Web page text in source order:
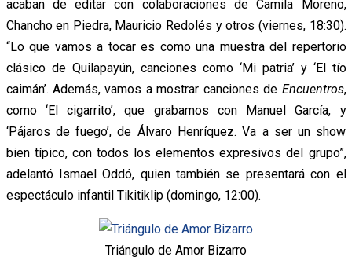
acaban de editar con colaboraciones de Camila Moreno,
Chancho en Piedra, Mauricio Redolés y otros (viernes, 18:30).
“Lo que vamos a tocar es como una muestra del repertorio
clásico de Quilapayún, canciones como ‘Mi patria’ y ‘El tío
caimán’. Además, vamos a mostrar canciones de Encuentros,
como ‘El cigarrito’, que grabamos con Manuel García, y
‘Pájaros de fuego’, de Álvaro Henríquez. Va a ser un show
bien típico, con todos los elementos expresivos del grupo”,
adelantó Ismael Oddó, quien también se presentará con el
espectáculo infantil Tikitiklip (domingo, 12:00).
Triángulo de Amor Bizarro